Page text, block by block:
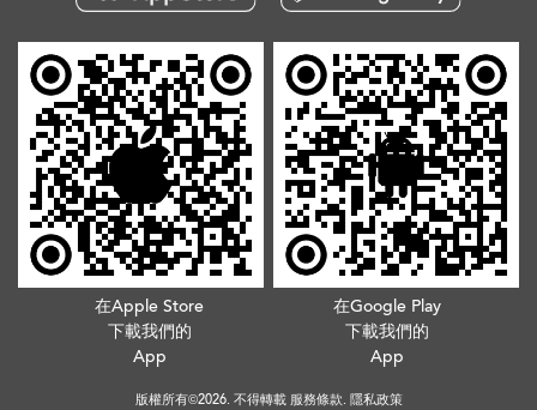
在Apple Store
下載我們的
App
在Google Play
下載我們的
App
版權所有©2026. 不得轉載 服務條款. 隱私政策